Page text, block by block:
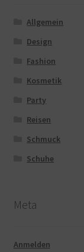
Allgemein
Design
Fashion
Kosmetik
Party
Reisen
Schmuck
Schuhe
Meta
Anmelden